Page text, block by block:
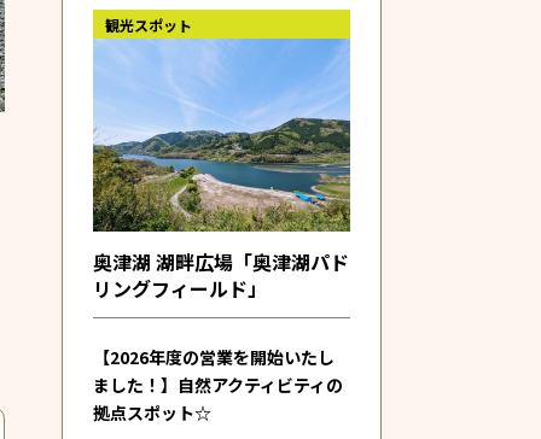
観光スポット
奥津湖 湖畔広場「奥津湖パド
リングフィールド」
【2026年度の営業を開始いたし
ました！】自然アクティビティの
拠点スポット☆